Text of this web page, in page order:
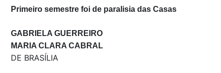
Primeiro semestre foi de paralisia das Casas
GABRIELA GUERREIRO
MARIA CLARA CABRAL
DE BRASÍLIA